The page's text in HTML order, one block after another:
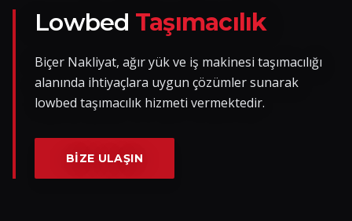
Nakliye Yük İlanları
İletişim
Lowbed Taşımacılık
Biçer Nakliyat, ağır yük ve iş makinesi taşımacılığı
alanında ihtiyaçlara uygun çözümler sunarak
lowbed taşımacılık hizmeti vermektedir.
BIZE ULAŞIN